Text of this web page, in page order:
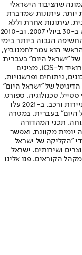
שהציבור הישראלי
יותר. עיתונות שמדברת
עיתונות אחרת וללא
תשלום. המהדורה המודפסת הראשונה פורסמה ב-30 ביולי 2007, וב-2010
הגבוה ביותר בימי
הוא עמר לחמנוביץ,
של "ישראל היום" בעברית
ובאנגלית, כמו כן היישומונים (אפליקציות) לאנדרואיד ול-iOS, מציגים
ניתוחים ופרשנויות,
של "ישראל היום"
טכנולוגיה, ספורט,
כלכלה וצרכנות, בריאות, חיילים, אוכל, יהדות, תיירות ורכב. ב-2021 עלו
היום" בעברית, במטרה
תכני המהדורה
יומית מקוונת, ואפשר
"הקליקה של ישראל
ושירותים. ישראל
הקוראים. פנו אלינו